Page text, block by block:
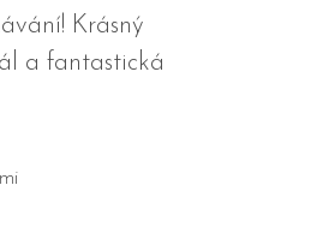
Krásný
a fantastická